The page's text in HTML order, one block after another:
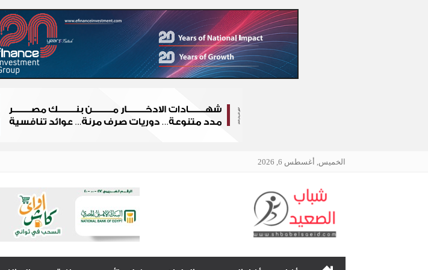
الخميس, أغسطس 6, 2026
الرئيسية – شباب الصعيد